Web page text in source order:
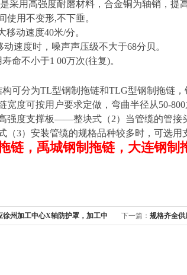
采用高强度耐磨材料，合金铜为轴销，提
使用不变形,不下垂。
移动速度40米/分。
动速度时，噪声声压级不大于68分贝。
命不小于1 00万次(往复)。
可分为TL型钢制拖链和TLG型钢制拖链，
宽度可按用户要求定做，弯曲半径从50-
强度支撑板——整块式（2）当管缆的管接
3）安装管缆的规格品种较多时，可选用
链，禹城钢制拖链，大连钢制
徐州加工中心X轴防护罩，加工中 下一篇： 规格齐全